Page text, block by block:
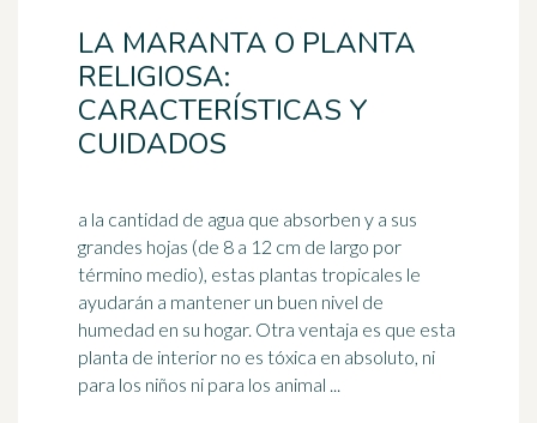
LA MARANTA O PLANTA
RELIGIOSA:
CARACTERÍSTICAS Y
CUIDADOS
a la cantidad de agua que absorben y a sus
grandes hojas (de 8 a 12 cm de largo por
término medio), estas plantas tropicales le
ayudarán a mantener un buen nivel de
humedad en su hogar. Otra ventaja es que esta
planta de interior no es tóxica en absoluto, ni
para los niños ni para los animal ...